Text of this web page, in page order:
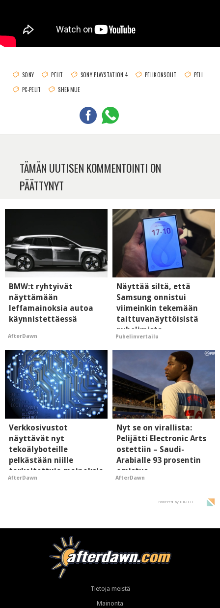
SONY PELIT SONY PLAYSTATION 4 PELIKONSOLIT
PELI
PC-PELIT
SHENMUE
TÄMÄN UUTISEN KOMMENTOINTI ON
PÄÄTTYNYT
BMW:t ryhtyivät
näyttämään
leffamainoksia autoa
käynnistettäessä
AfterDawn
Näyttää siltä, että
Samsung onnistui
viimeinkin tekemään
taittuvanäyttöisistä
puhelimista
supersuosittuja
Puhelinvertailu
Verkkosivustot
näyttävät nyt
tekoälyboteille
pelkästään niille
tarkoitettuja mainoksia
- vaikuttaa tekoälyn
AfterDawn
Nyt se on virallista:
Pelijätti Electronic Arts
ostettiin – Saudi-
Arabialle 93 prosentin
omistus
AfterDawn
Powered by HIGH.FI
Tietoja meistä
Mainonta